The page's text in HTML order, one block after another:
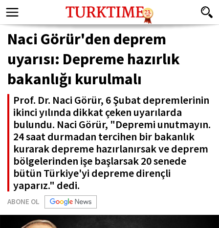
Naci Görür'den deprem
uyarısı: Depreme hazırlık
bakanlığı kurulmalı
Prof. Dr. Naci Görür, 6 Şubat depremlerinin
ikinci yılında dikkat çeken uyarılarda
bulundu. Naci Görür, "Depremi unutmayın.
24 saat durmadan tercihen bir bakanlık
kurarak depreme hazırlanırsak ve deprem
bölgelerinden işe başlarsak 20 senede
bütün Türkiye'yi depreme dirençli
yaparız." dedi.
ABONE OL